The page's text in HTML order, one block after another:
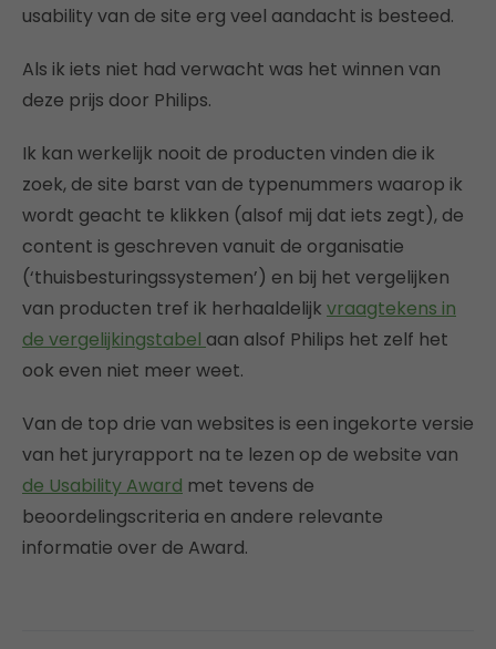
usability van de site erg veel aandacht is besteed.
Als ik iets niet had verwacht was het winnen van
deze prijs door Philips.
Ik kan werkelijk nooit de producten vinden die ik
zoek, de site barst van de typenummers waarop ik
wordt geacht te klikken (alsof mij dat iets zegt), de
content is geschreven vanuit de organisatie
(‘thuisbesturingssystemen’) en bij het vergelijken
van producten tref ik herhaaldelijk vraagtekens in
de vergelijkingstabel aan alsof Philips het zelf het
ook even niet meer weet.
Van de top drie van websites is een ingekorte versie
van het juryrapport na te lezen op de website van
de Usability Award met tevens de
beoordelingscriteria en andere relevante
informatie over de Award.